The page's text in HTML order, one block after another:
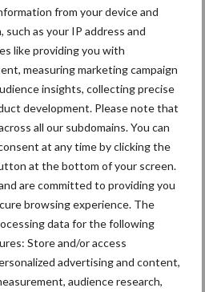
from your device and
as your IP address and
like providing you with
measuring marketing campaign
insights, collecting precise
development. Please note that
all our subdomains. You can
at any time by clicking the
at the bottom of your screen.
are committed to providing you
browsing experience. The
data for the following
Store and/or access
advertising and content,
audience research,
kruiden zien